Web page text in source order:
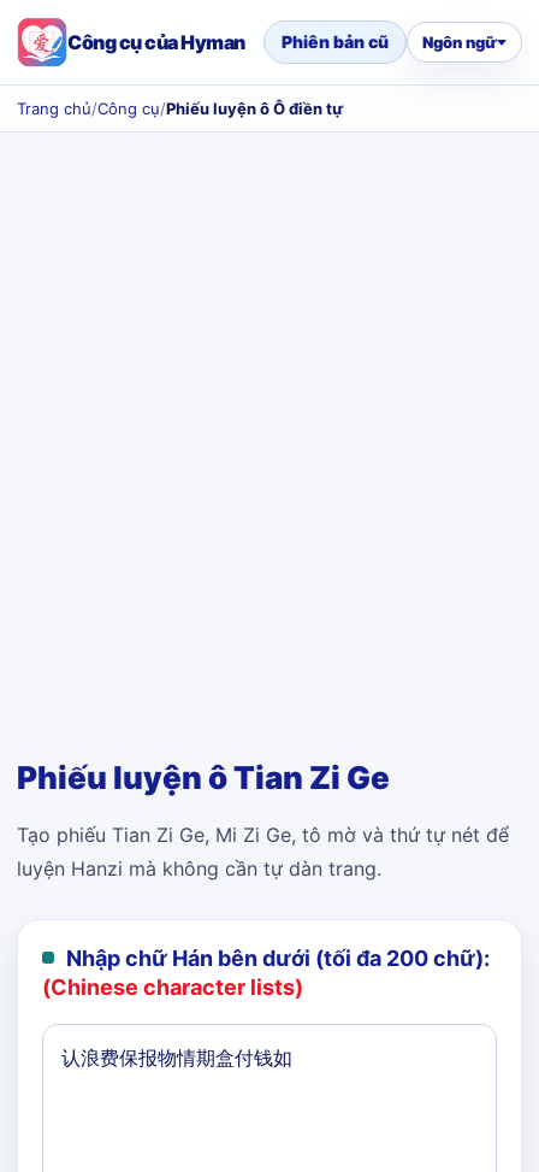
Công cụ của Hyman Phiên bản cũ Ngôn ngữ
Trang chủ/Công cụ/Phiếu luyện ô Ô điền tự
Phiếu luyện ô Tian Zi Ge
Tạo phiếu Tian Zi Ge, Mi Zi Ge, tô mờ và thứ tự nét để
luyện Hanzi mà không cần tự dàn trang.
Nhập chữ Hán bên dưới (tối đa 200 chữ):
(Chinese character lists)